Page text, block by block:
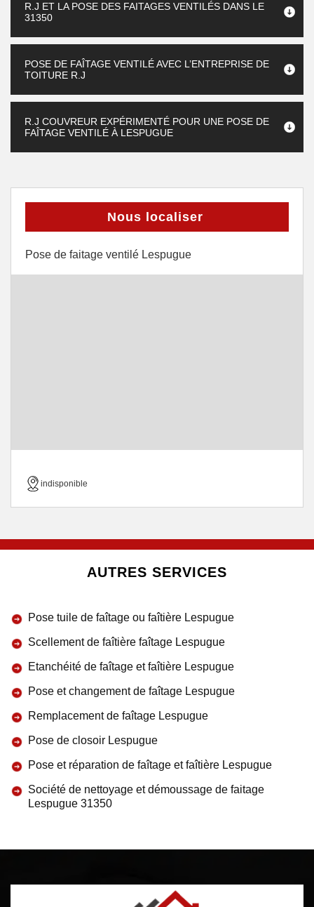
R.J ET LA POSE DES FAITAGES VENTILÉS DANS LE
31350
POSE DE FAÎTAGE VENTILÉ AVEC L’ENTREPRISE DE
TOITURE R.J
R.J COUVREUR EXPÉRIMENTÉ POUR UNE POSE DE
FAÎTAGE VENTILÉ À LESPUGUE
Nous localiser
Pose de faitage ventilé Lespugue
indisponible
AUTRES SERVICES
Pose tuile de faîtage ou faîtière Lespugue
Scellement de faîtière faîtage Lespugue
Etanchéité de faîtage et faîtière Lespugue
Pose et changement de faîtage Lespugue
Remplacement de faîtage Lespugue
Pose de closoir Lespugue
Pose et réparation de faîtage et faîtière Lespugue
Société de nettoyage et démoussage de faitage
Lespugue 31350